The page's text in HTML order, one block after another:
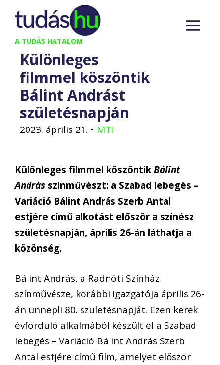
Kilépés
tartalomba
A TUDÁS HATALOM
Különleges
filmmel köszöntik
Bálint Andrást
születésnapján
2023. április 21. • MTI
Különleges filmmel köszöntikBálint
András színművészt: a Szabad lebegés –
Variáció Bálint András Szerb Antal
estjére című alkotást először a színész
születésnapján, április 26-án láthatja a
közönség.
Bálint András, a Radnóti Színház
színművésze, korábbi igazgatója április 26-
án ünnepli 80. születésnapját. Ezen kerek
évforduló alkalmából készült el a Szabad
lebegés – Variáció Bálint András Szerb
Antal estjére című film, amelyet először